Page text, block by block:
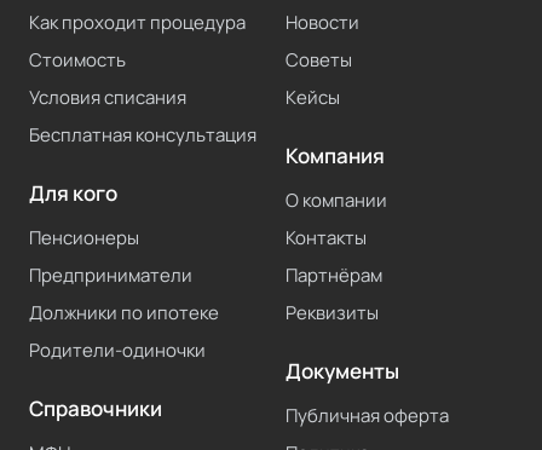
Как проходит процедура
Стоимость
Условия списания
Бесплатная консультация
Для кого
Пенсионеры
Предприниматели
Должники по ипотеке
Родители-одиночки
Справочники
Новости
Советы
Кейсы
Компания
О компании
Контакты
Партнёрам
Реквизиты
Документы
Публичная оферта